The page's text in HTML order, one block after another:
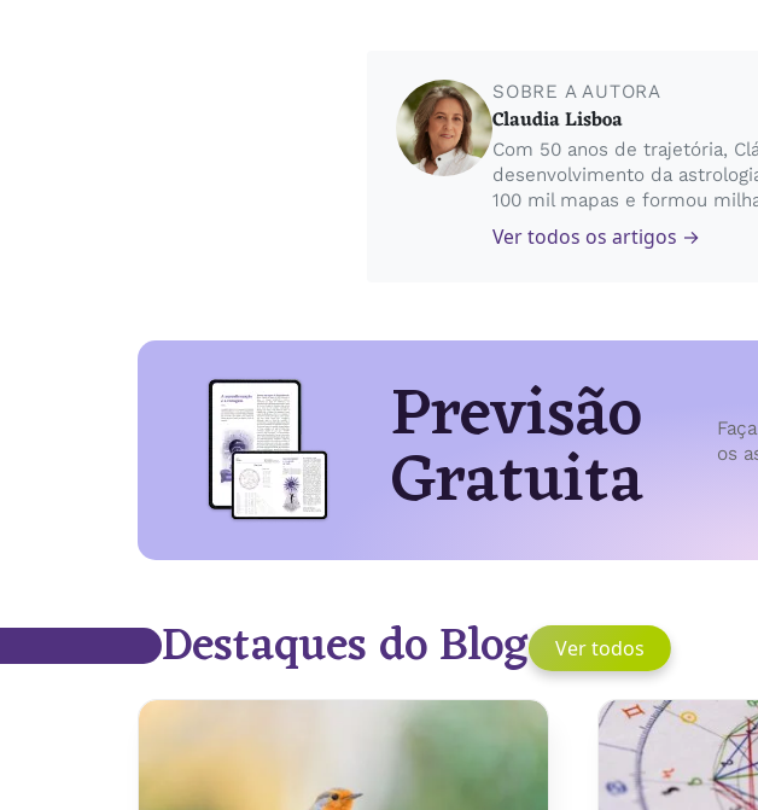
SOBRE A AUTORA
Claudia Lisboa
Com 50 anos de trajetória,
desenvolvimento da
100 mil mapas e formou
Ver todos os artigos →
Previsão
Gratuita
os
Destaques do Blog Ver todos